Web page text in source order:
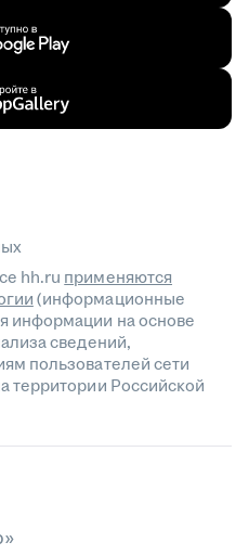
hh.ru применяются
(информационные
информации на основе
сведений,
пользователей сети
территории Российской